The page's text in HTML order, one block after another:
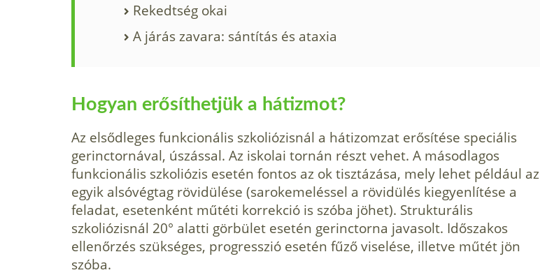
Rekedtség okai
A járás zavara: sántítás és ataxia
Hogyan erősíthetjük a hátizmot?
Az elsődleges funkcionális szkoliózisnál a hátizomzat erősítése spe­ciális
gerinctornával, úszással. Az iskolai tornán részt vehet. A másodlagos
funkcionális szkoliózis esetén fontos az ok tisztázása, mely lehet például az
egyik alsóvégtag rövidü­lése (sarokemeléssel a rövidülés kiegyenlítése a
feladat, esetenként műtéti korrekció is szóba jöhet). Strukturális
szkoliózisnál 20° alatti görbület esetén gerinctorna javasolt. Időszakos
ellenőrzés szükséges, progresszió esetén fűző viselése, illetve műtét jön
szóba.